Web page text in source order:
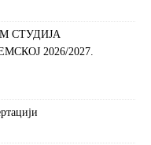
СТУДИЈА
2026/2027.